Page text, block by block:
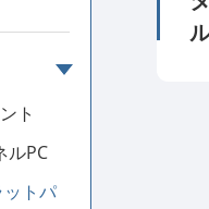
ト
ルPC
ットパ